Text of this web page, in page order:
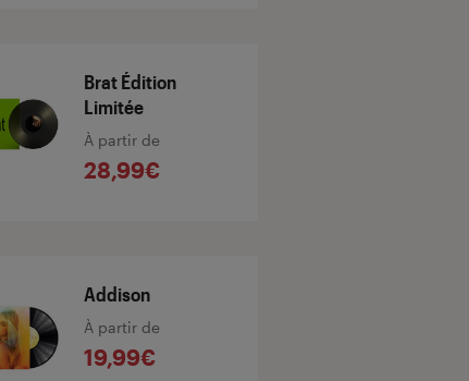
Brat Édition
Limitée
À partir de
28,99€
Addison
À partir de
19,99€